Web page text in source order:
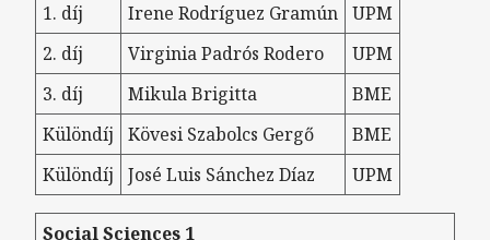
1. díj
Irene Rodríguez Gramún UPM
2. díj
Virginia Padrós Rodero
UPM
3. díj
Mikula Brigitta
BME
Különdíj
Kövesi Szabolcs Gergő
BME
Különdíj
José Luis Sánchez Díaz UPM
Social Sciences 1